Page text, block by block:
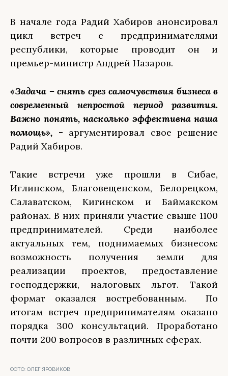
В начале года Радий Хабиров анонсировал
цикл встреч с предпринимателями
республики, которые проводит он и
премьер-министр Андрей Назаров.
«Задача – снять срез самочувствия бизнеса в
современный непростой период развития.
Важно понять, насколько эффективна наша
помощь», - аргументировал свое решение
Радий Хабиров.
Такие встречи уже прошли в Сибае,
Иглинском, Благовещенском, Белорецком,
Салаватском, Кигинском и Баймакском
районах. В них приняли участие свыше 1100
предпринимателей. Среди наиболее
актуальных тем, поднимаемых бизнесом:
возможность получения земли для
реализации проектов, предоставление
господдержки, налоговых льгот. Такой
формат оказался востребованным. По
итогам встреч предпринимателям оказано
порядка 300 консультаций. Проработано
почти 200 вопросов в различных сферах.
ФОТО: ОЛЕГ ЯРОВИКОВ